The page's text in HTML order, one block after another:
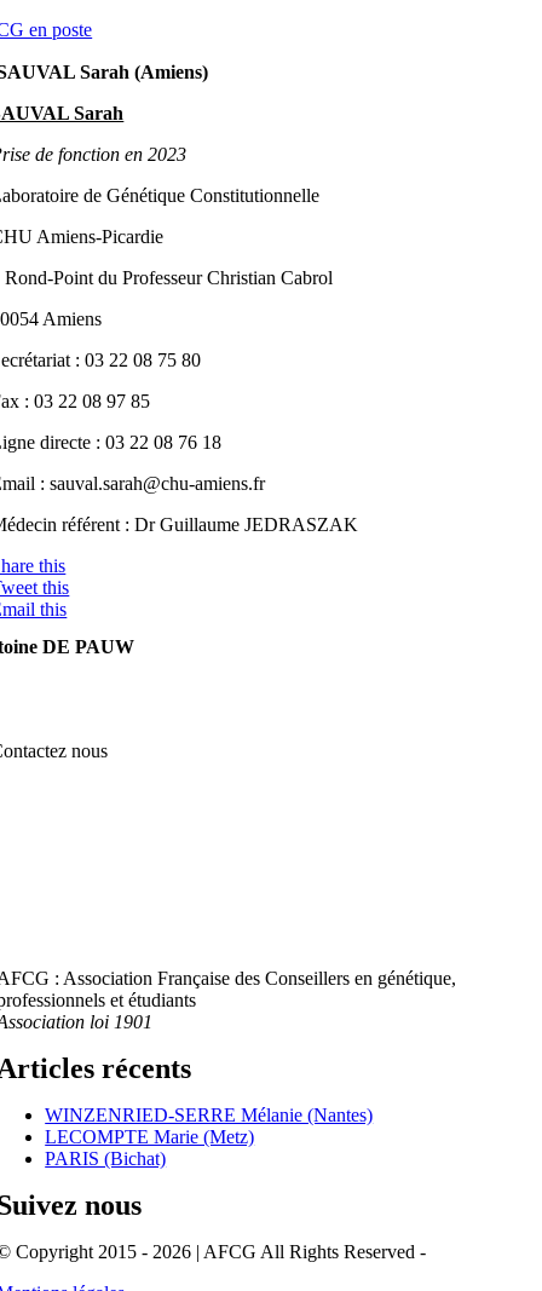
en poste
Sarah (Amiens)
Sarah
de fonction en 2023
de Génétique Constitutionnelle
Amiens-Picardie
Rond-Point du Professeur Christian Cabrol
Amiens
: 03 22 08 75 80
: 03 22 08 97 85
directe : 03 22 08 76 18
: sauval.sarah@chu-amiens.fr
référent : Dr Guillaume JEDRASZAK
this
this
this
DE PAUW
nous
: Association Française des Conseillers en génétique,
et étudiants
loi 1901
récents
WINZENRIED-SERRE Mélanie (Nantes)
LECOMPTE Marie (Metz)
PARIS (Bichat)
nous
Copyright 2015 - 2026 | AFCG All Rights Reserved -